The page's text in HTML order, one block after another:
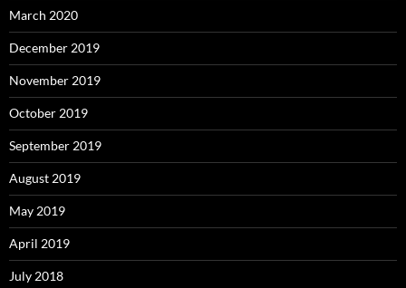
March 2020
December 2019
November 2019
October 2019
September 2019
August 2019
May 2019
April 2019
July 2018